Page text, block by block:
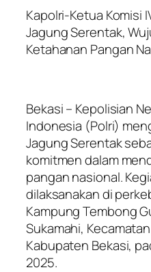
Kapolri-Ketua Komisi
Jagung Serentak,
Ketahanan Pangan
Bekasi – Kepolisian
Indonesia (Polri)
Jagung Serentak
komitmen dalam
pangan nasional.
dilaksanakan di
Kampung Tembong
Sukamahi,
Kabupaten Bekasi,
2025.